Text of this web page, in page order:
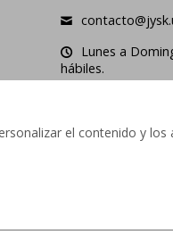
el contenido y
Lunes a
hábiles.